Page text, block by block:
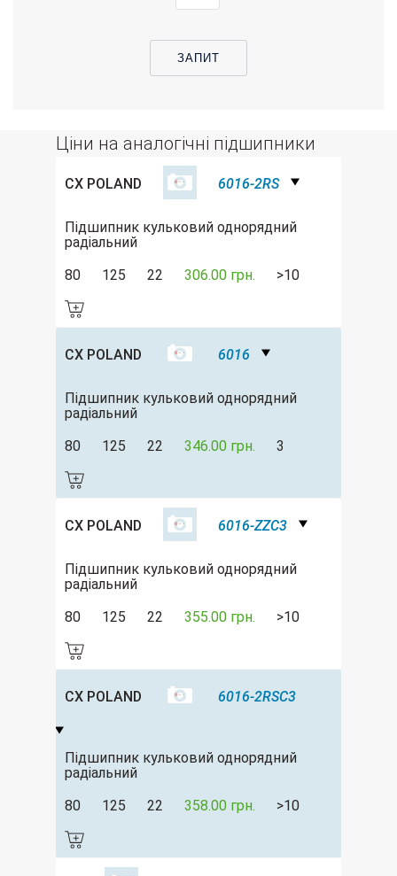
ЗАПИТ
Ціни на аналогічні підшипники
CX POLAND 6016-2RS
Підшипник кульковий однорядний
радіальний
80
125 22 306.00 грн. >10
CX POLAND 6016
Підшипник кульковий однорядний
радіальний
80
125 22 346.00 грн. 3
CX POLAND 6016-ZZC3
Підшипник кульковий однорядний
радіальний
80
125 22 355.00 грн. >10
CX POLAND 6016-2RSC3
Підшипник кульковий однорядний
радіальний
80
125 22 358.00 грн. >10